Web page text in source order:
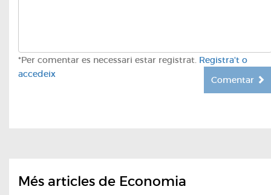
*Per comentar es necessari estar registrat. Registra't o
accedeix
Comentar
Més articles de Economia